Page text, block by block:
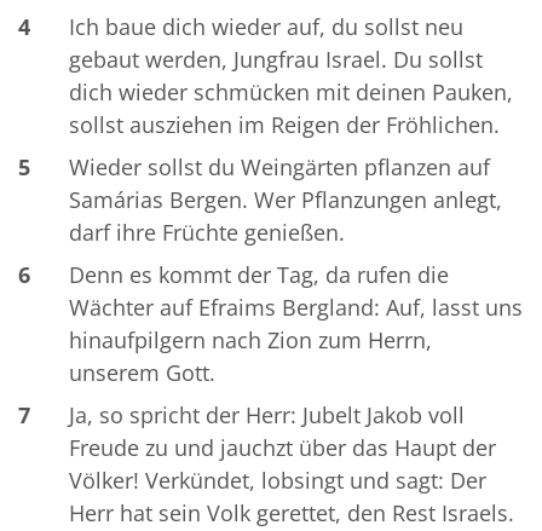
4
Ich baue dich wieder auf, du sollst neu
gebaut werden, Jungfrau Israel. Du sollst
dich wieder schmücken mit deinen Pauken,
sollst ausziehen im Reigen der Fröhlichen.
5
Wieder sollst du Weingärten pflanzen auf
Samárias Bergen. Wer Pflanzungen anlegt,
darf ihre Früchte genießen.
6
Denn es kommt der Tag, da rufen die
Wächter auf Efraims Bergland: Auf, lasst uns
hinaufpilgern nach Zion zum Herrn,
unserem Gott.
7
Ja, so spricht der Herr: Jubelt Jakob voll
Freude zu und jauchzt über das Haupt der
Völker! Verkündet, lobsingt und sagt: Der
Herr hat sein Volk gerettet, den Rest Israels.